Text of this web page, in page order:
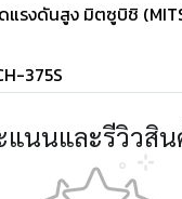
รงดันสูง มิตซูบิชิ
375S
แนนและรีวิวสิน